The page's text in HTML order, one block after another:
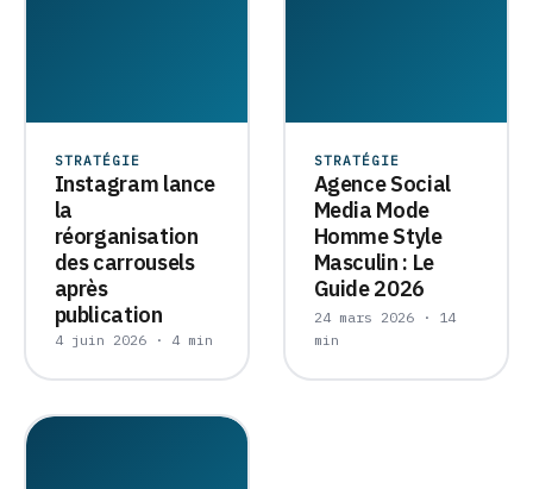
STRATÉGIE
Instagram lance
la
réorganisation
des carrousels
après
publication
4 juin 2026 · 4 min
STRATÉGIE
Agence Social
Media Mode
Homme Style
Masculin : Le
Guide 2026
24 mars 2026 · 14
min